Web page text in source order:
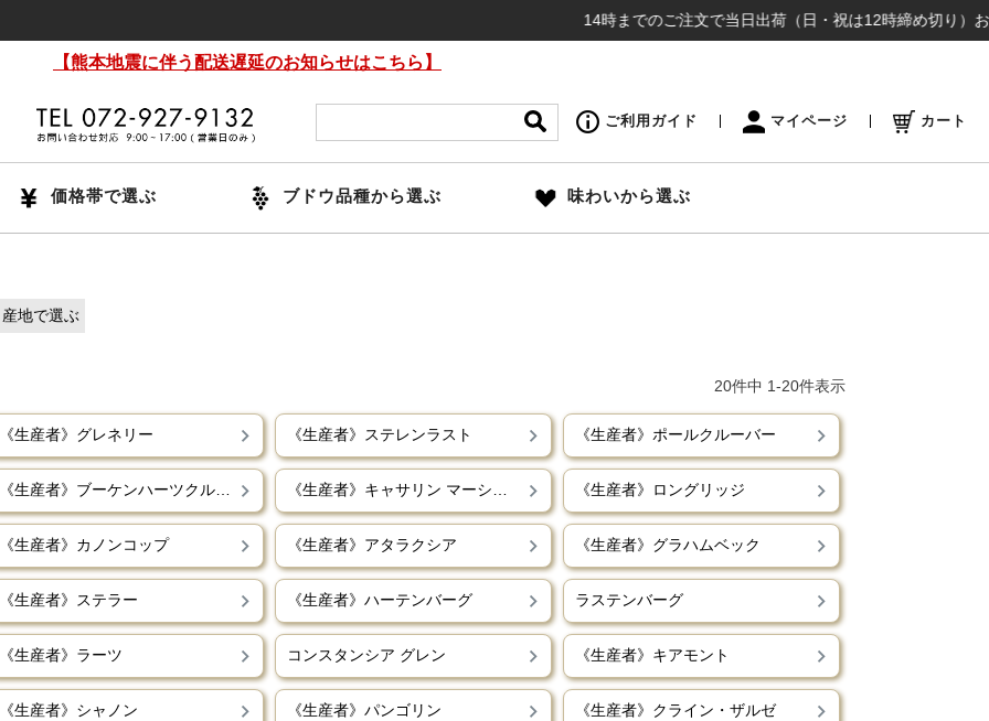
14時までのご注文で当日出荷（日・祝は12時締め切り）お盆
【熊本地震に伴う配送遅延のお知らせはこちら】
ご利用ガイド マイページ カート
価格帯で選ぶ ブドウ品種から選ぶ 味わいから選ぶ
産地で選ぶ
20件中 1-20件表示
《生産者》グレネリー 《生産者》ステレンラスト 《生産者》ポールクルーバー
《生産者》ロングリッジ
《生産者》カノンコップ 《生産者》アタラクシア 《生産者》グラハムベック
《生産者》ステラー 《生産者》ハーテンバーグ ラステンバーグ
《生産者》ラーツ コンスタンシア グレン 《生産者》キアモント
《生産者》シャノン 《生産者》パンゴリン 《生産者》クライン・ザルゼ